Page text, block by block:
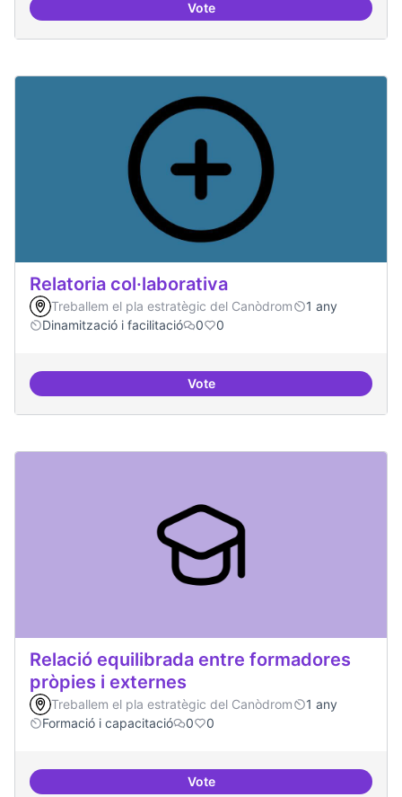
VoteRepositori de coneixement
Relatoria col·laborativa
Treballem el pla estratègic del Canòdrom
1 any
Dinamització i facilitació
0 0
VoteRelatoria col·laborativa
Relació equilibrada entre formadores
pròpies i externes
Treballem el pla estratègic del Canòdrom
1 any
Formació i capacitació
0 0
VoteRelació equilibrada entre